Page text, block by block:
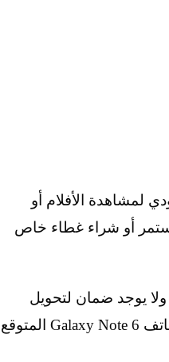
لمشاهدة الأفلام أو
أو شراء غطاء خاص
ولا يوجد ضمان لتحويل
الفكرة إلى أمر ملموس في المستقبل القريب، قد تُشاهد هذه الميزة في الهاتف Galaxy Note 6 المتوقع